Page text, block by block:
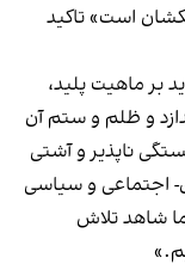
است»‌ تاکید
بر ماهیت پلید،
و ظلم و ستم آن
ناپذیر و آشتی
اجتماعی و سیاسی
شاهد تلاش